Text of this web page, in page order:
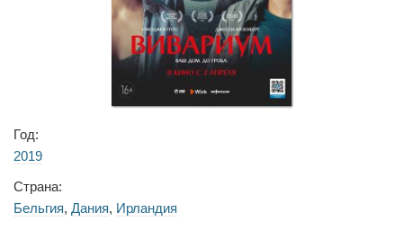
Год:
2019
Страна:
Бельгия, Дания, Ирландия